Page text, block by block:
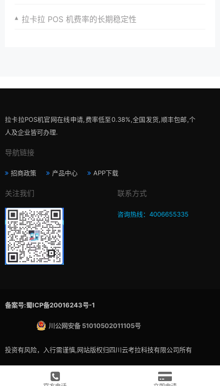
拉卡拉 POS 机费率的长期稳定性
拉卡拉POS机官网在线申请,费率低至0.38%,全国发货,顺丰包邮,个
人及企业皆可办理.
导航链接
招商政策 产品中心 APP下载
关注我们 联系方式
咨询热线：4006655335
备案号:蜀ICP备20016243号-1
川公网安备 51010502011105号
投资有风险，入行需谨慎,网站版权归四川云考拉科技有限公司所有